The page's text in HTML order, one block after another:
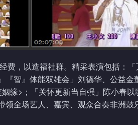
费，以造福社群。精采表演包括：
智』体能双雄会」刘德华、公益金
缘>；「关怀更新当自强」陈小春
全场艺人、嘉宾、观众合奏非洲鼓